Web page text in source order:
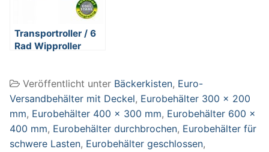
Transportroller / 6
Rad Wipproller
300 kg, Edelstahl,
rostfrei – für
Eurobehälter
Veröffentlicht unter Bäckerkisten, Euro-
Versandbehälter mit Deckel, Eurobehälter 300 x 200
mm, Eurobehälter 400 x 300 mm, Eurobehälter 600 x
400 mm, Eurobehälter durchbrochen, Eurobehälter für
schwere Lasten, Eurobehälter geschlossen,